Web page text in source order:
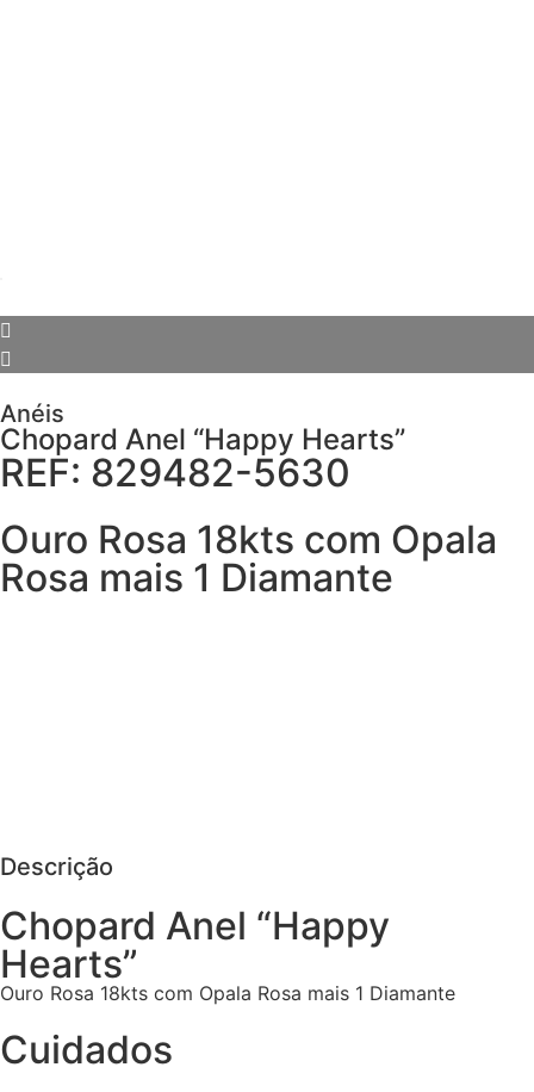
Anéis
Chopard Anel “Happy Hearts”
REF: 829482-5630
Ouro Rosa 18kts com Opala
Rosa mais 1 Diamante
Descrição
Chopard Anel “Happy
Hearts”
Ouro Rosa 18kts com Opala Rosa mais 1 Diamante
Cuidados